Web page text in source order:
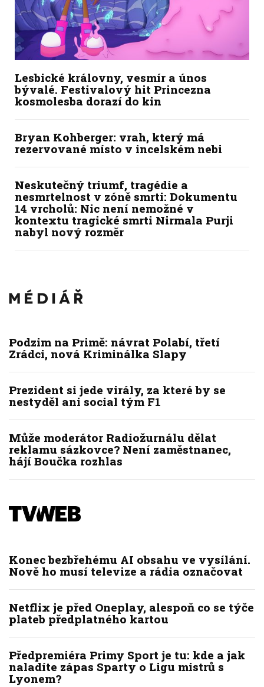
Lesbické královny, vesmír a únos
bývalé. Festivalový hit Princezna
kosmolesba dorazí do kin
Bryan Kohberger: vrah, který má
rezervované místo v incelském nebi
Neskutečný triumf, tragédie a
nesmrtelnost v zóně smrti: Dokumentu
14 vrcholů: Nic není nemožné v
kontextu tragické smrti Nirmala Purji
nabyl nový rozměr
Podzim na Primě: návrat Polabí, třetí
Zrádci, nová Kriminálka Slapy
Prezident si jede virály, za které by se
nestyděl ani social tým F1
Může moderátor Radiožurnálu dělat
reklamu sázkovce? Není zaměstnanec,
hájí Boučka rozhlas
Konec bezbřehému AI obsahu ve vysílání.
Nově ho musí televize a rádia označovat
Netflix je před Oneplay, alespoň co se týče
plateb předplatného kartou
Předpremiéra Primy Sport je tu: kde a jak
naladíte zápas Sparty o Ligu mistrů s
Lyonem?